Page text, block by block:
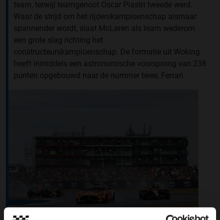
team, terwijl teamgenoot Oscar Piastri tweede werd.
Waar de strijd om het rijderskampioenschap alsmaar
spannender wordt, slaat McLaren als team wederom
een grote slag richting het
constructeurskampioenschap. De formatie uit Woking
heeft inmiddels een astronomische voorsprong van 238
punten opgebouwd naar de nummer twee, Ferrari.